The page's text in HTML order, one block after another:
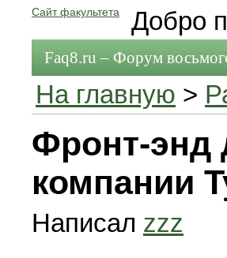
Сайт факультета Добро
Faq8.ru – Форум
На главную >
Фронт-энд
компании
Написал zzz